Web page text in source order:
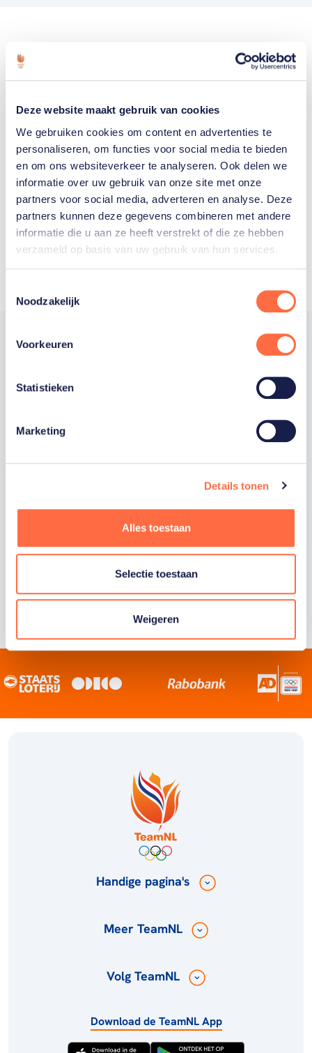
Deze website maakt gebruik van cookies
We gebruiken cookies om content en advertenties te
personaliseren, om functies voor social media te bieden
en om ons websiteverkeer te analyseren. Ook delen we
informatie over uw gebruik van onze site met onze
partners voor social media, adverteren en analyse. Deze
partners kunnen deze gegevens combineren met andere
informatie die u aan ze heeft verstrekt of die ze hebben
verzameld op basis van uw gebruik van hun services.
Noodzakelijk
Voorkeuren
Statistieken
Marketing
Details tonen
Alles toestaan
Selectie toestaan
Weigeren
Welke Nederlanders hebben er
ooit meegedaan aan de
Olympische Spelen?
Trotse hoofdsponsor
Staatsloterij is trotse hoofdsponsor van
sportiefste land van de wereld maken.
Handige pagina's
Meer TeamNL
Volg TeamNL
Download de TeamNL App